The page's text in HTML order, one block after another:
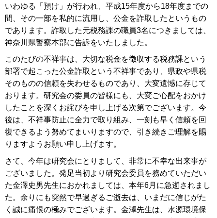
いわゆる「預け」が行われ、平成15年度から18年度までの
間、その一部を私的に流用し、公金を詐取したというもの
であります。詐取した元税務課の職員3名につきましては、
神奈川県警察本部に告訴をいたしました。
このたびの不祥事は、大切な税金を徴収する税務課という
部署で起こった公金詐取という不祥事であり、県政や県税
そのものの信頼を失わせるものであり、大変遺憾に存じて
おります。研究会の委員の皆様にも、大変ご心配をおかけ
したことを深くお詫びを申し上げる次第でございます。今
後は、不祥事防止に全力で取り組み、一刻も早く信頼を回
復できるよう努めてまいりますので、引き続きご理解を賜
りますようお願い申し上げます。
さて、今年は研究会にとりまして、非常に不幸な出来事が
ございました。発足当初より研究会委員を務めていただい
た金澤史男先生におかれましては、本年6月に急逝されまし
た。余りにも突然で早過ぎるご逝去は、いまだに信じがた
く誠に痛恨の極みでございます。金澤先生は、水源環境保